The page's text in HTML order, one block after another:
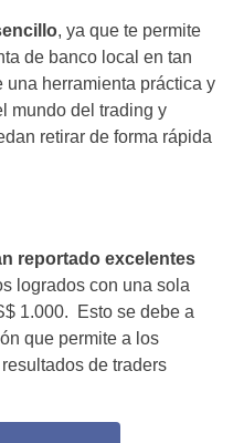
, ya que te permite
de banco local en tan
herramienta práctica y
mundo del trading y
retirar de forma rápida
reportado excelentes
logrados con una sola
1.000. Esto se debe a
que permite a los
de traders